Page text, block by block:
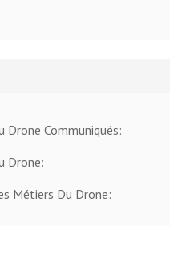
Drone Communiqués:
Drone:
Métiers Du Drone: